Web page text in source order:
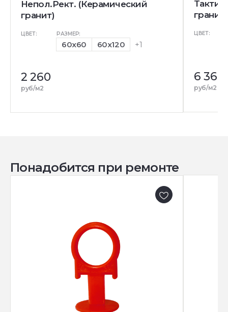
Непол.Рект. (Керамический
гранит)
ЦВЕТ: РАЗМЕР:
60x60 60x120 +1
2 260
руб/м2
ЦВЕТ:
6 360
руб/м2
Понадобится при ремонте